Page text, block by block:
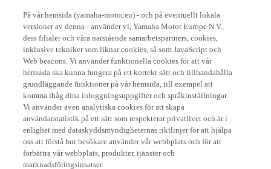
På vår hemsida (yamaha-motor.eu) - och på eventuellt lokala
versioner av denna - använder vi, Yamaha Motor Europe N.V.,
dess filialer och våra närstående samarbetspartners, cookies,
inklusive tekniker som liknar cookies, så som JavaScript och
Web beacons. Vi använder funktionella cookies för att vår
hemsida ska kunna fungera på ett korrekt sätt och tillhandahålla
grundläggande funktioner på vår hemsida, till exempel att
komma ihåg dina inloggningsuppgifter och språkinställningar.
Vi använder även analytiska cookies för att skapa
användarstatistik på ett sätt som respekterar privatlivet och är i
enlighet med dataskyddsmyndigheternas riktlinjer för att hjälpa
oss att förstå hur besökare använder vår webbplats och för att
förbättra vår webbplats, produkter, tjänster och
marknadsföringsinsatser.